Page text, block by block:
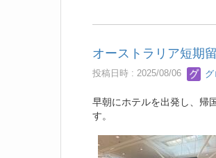
オーストラリア短期
投稿日時 : 2025/08/06
早朝にホテルを出発し、帰
す。